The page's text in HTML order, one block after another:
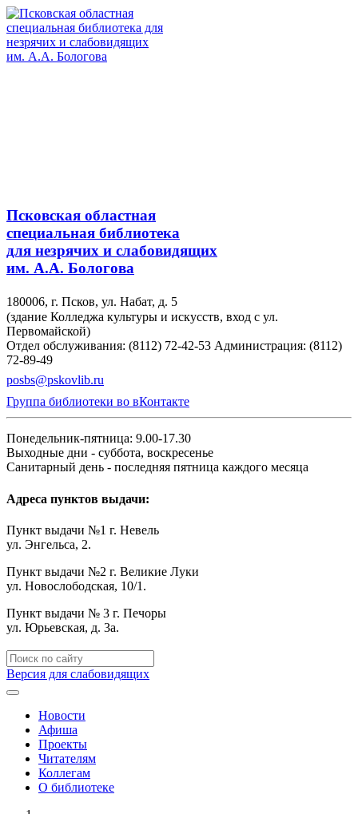
Псковская областная
специальная библиотека
для незрячих и слабовидящих
им. А.А. Бологова
180006, г. Псков, ул. Набат, д. 5
(здание Колледжа культуры и искусств, вход с ул.
Первомайской)
Отдел обслуживания: (8112) 72-42-53 Администрация: (8112)
72-89-49
posbs@pskovlib.ru
Группа библиотеки во вКонтакте
Понедельник-пятница: 9.00-17.30
Выходные дни - суббота, воскресенье
Санитарный день - последняя пятница каждого месяца
Адреса пунктов выдачи:
Пункт выдачи №1 г. Невель
ул. Энгельса, 2.
Пункт выдачи №2 г. Великие Луки
ул. Новослободская, 10/1.
Пункт выдачи № 3 г. Печоры
ул. Юрьевская, д. 3а.
Версия для слабовидящих
Новости
Афиша
Проекты
Читателям
Коллегам
О библиотеке